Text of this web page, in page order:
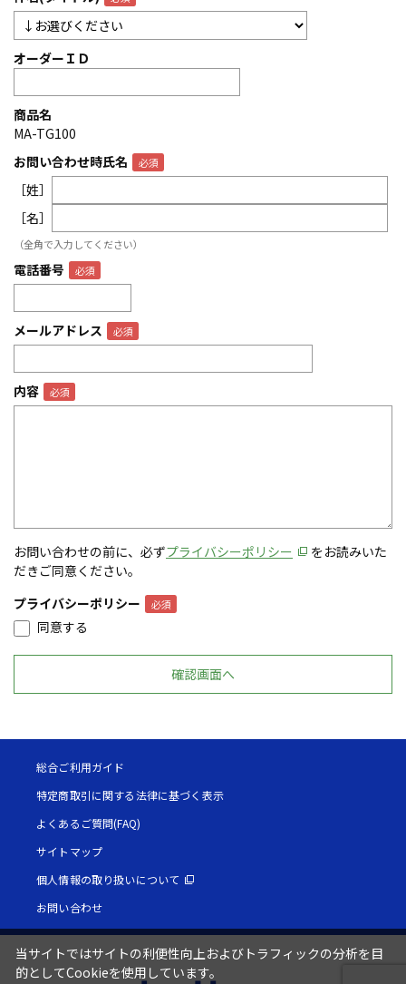
オーダーＩＤ
商品名
MA-TG100
お問い合わせ時氏名
［姓］
［名］
（全角で入力してください）
電話番号
メールアドレス
内容
お問い合わせの前に、必ずプライバシーポリシー
をお読みいた
だきご同意ください。
プライバシーポリシー
同意する
総合ご利用ガイド
特定商取引に関する法律に基づく表示
よくあるご質問(FAQ)
サイトマップ
個人情報の取り扱いについて
お問い合わせ
当サイトではサイトの利便性向上およびトラフィックの分析を目
的としてCookieを使用しています。